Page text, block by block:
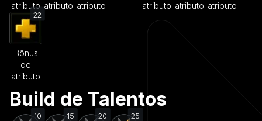
atributo atributo atributo
atributo atributo atributo
22
Bônus
de
atributo
Build de Talentos
10 15 20 25